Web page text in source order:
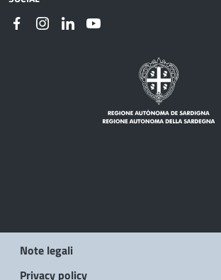
Note legali
Privacy policy